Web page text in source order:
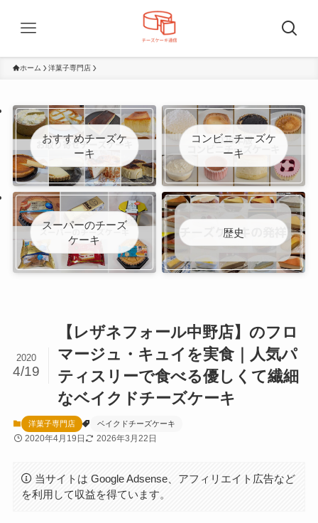
ホーム 洋菓子専門店
おすすめチーズケ
ーキ
コンビニチーズケ
ーキ
スーパーのチーズ
ケーキ
歴史
【レザネフォール中野店】のフロ
マージュ・キュイを実食｜人気パ
ティスリーで食べる優しくて繊細
なベイクドチーズケーキ
2020
4/19
洋菓子専門店 ベイクドチーズケーキ
2020年4月19日 2026年3月22日
当サイトは Google Adsense、アフィリエイト広告など
を利用して収益を得ています。